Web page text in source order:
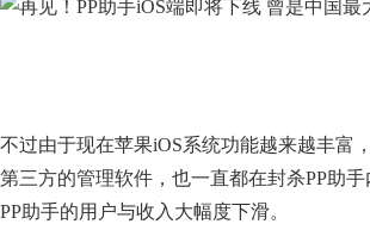
不过由于现在苹果iOS系统功能越来越丰富
第三方的管理软件，也一直都在封杀PP助
PP助手的用户与收入大幅度下滑。